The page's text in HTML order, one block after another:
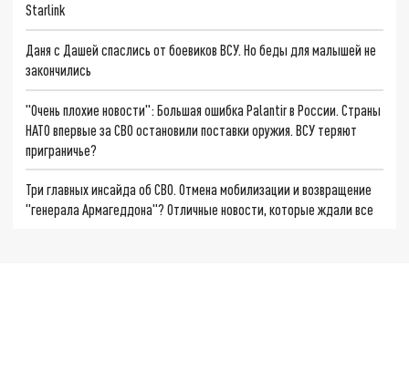
Starlink
Даня с Дашей спаслись от боевиков ВСУ. Но беды для малышей не
закончились
"Очень плохие новости": Большая ошибка Palantir в России. Страны
НАТО впервые за СВО остановили поставки оружия. ВСУ теряют
приграничье?
Три главных инсайда об СВО. Отмена мобилизации и возвращение
"генерала Армагеддона"? Отличные новости, которые ждали все